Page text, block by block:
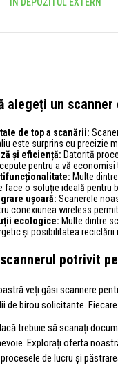
ÎN DEPOZITUL EXTERN
alegeți un
de top a scanării:
este surprins cu precizie
și eficiență: Datorită
pentru a vă economisi
Multe
face o soluție ideală pentru
ușoară: Scanerele
conexiunea wireless
ecologice: Multe dintre
și posibilitatea
potrivit
veți găsi scannere
de birou solicitante.
trebuie să scanați
Explorați oferta
de lucru și